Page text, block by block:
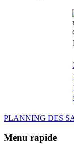
PLANNING DES
Menu rapide